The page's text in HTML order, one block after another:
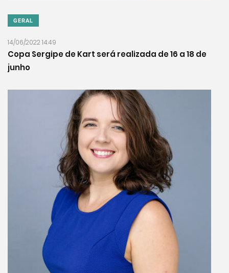
GERAL
14/06/2022 14:49
Copa Sergipe de Kart será realizada de 16 a 18 de
junho